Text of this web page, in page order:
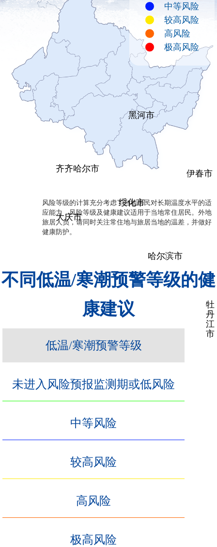
黑河市
齐齐哈尔市
大庆市
绥化市
哈尔滨市
伊春市
牡
丹
江
市
中等风险
较高风险
高风险
极高风险
风险等级的计算充分考虑了当地居民对长期温度水平的适
应能力，风险等级及健康建议适用于当地常住居民。外地
旅居人员，请同时关注常住地与旅居当地的温差，并做好
健康防护。
不同低温/寒潮预警等级的健
康建议
低温/寒潮预警等级
未进入风险预报监测期或低风险
中等风险
较高风险
高风险
极高风险